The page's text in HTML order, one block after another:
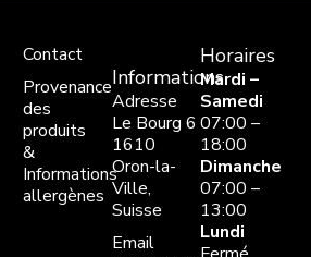
Contact
Provenance
des
produits
&
Informations
allergènes
Informations
Adresse
Le Bourg 6
1610
Oron-la-
Ville,
Suisse
Email
Horaires
Mardi –
Samedi
07:00 –
18:00
Dimanche
07:00 –
13:00
Lundi